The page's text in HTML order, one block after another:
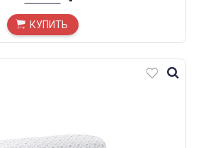
КУПИТЬ